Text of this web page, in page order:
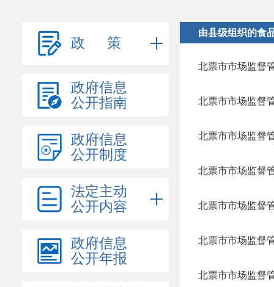
政 策
政府信息
公开指南
政府信息
公开制度
法定主动
公开内容
政府信息
公开年报
由县级组织的食
北票市市场监督
北票市市场监督